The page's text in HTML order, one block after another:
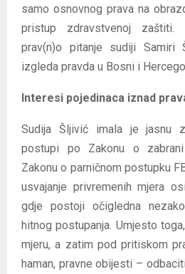
samo osnovnog prava na
pristup zdravstvenoj zaštiti.
prav(n)o pitanje sudiji
izgleda pravda u Bosni i
Interesi pojedinaca iznad
Sudija Šljivić imala je jasnu
postupi po Zakonu o
Zakonu o parničnom postupku
usvajanje privremenih mjera
gdje postoji očigledna
hitnog postupanja. Umjesto
mjeru, a zatim pod pritiskom
haman, pravne obijesti –